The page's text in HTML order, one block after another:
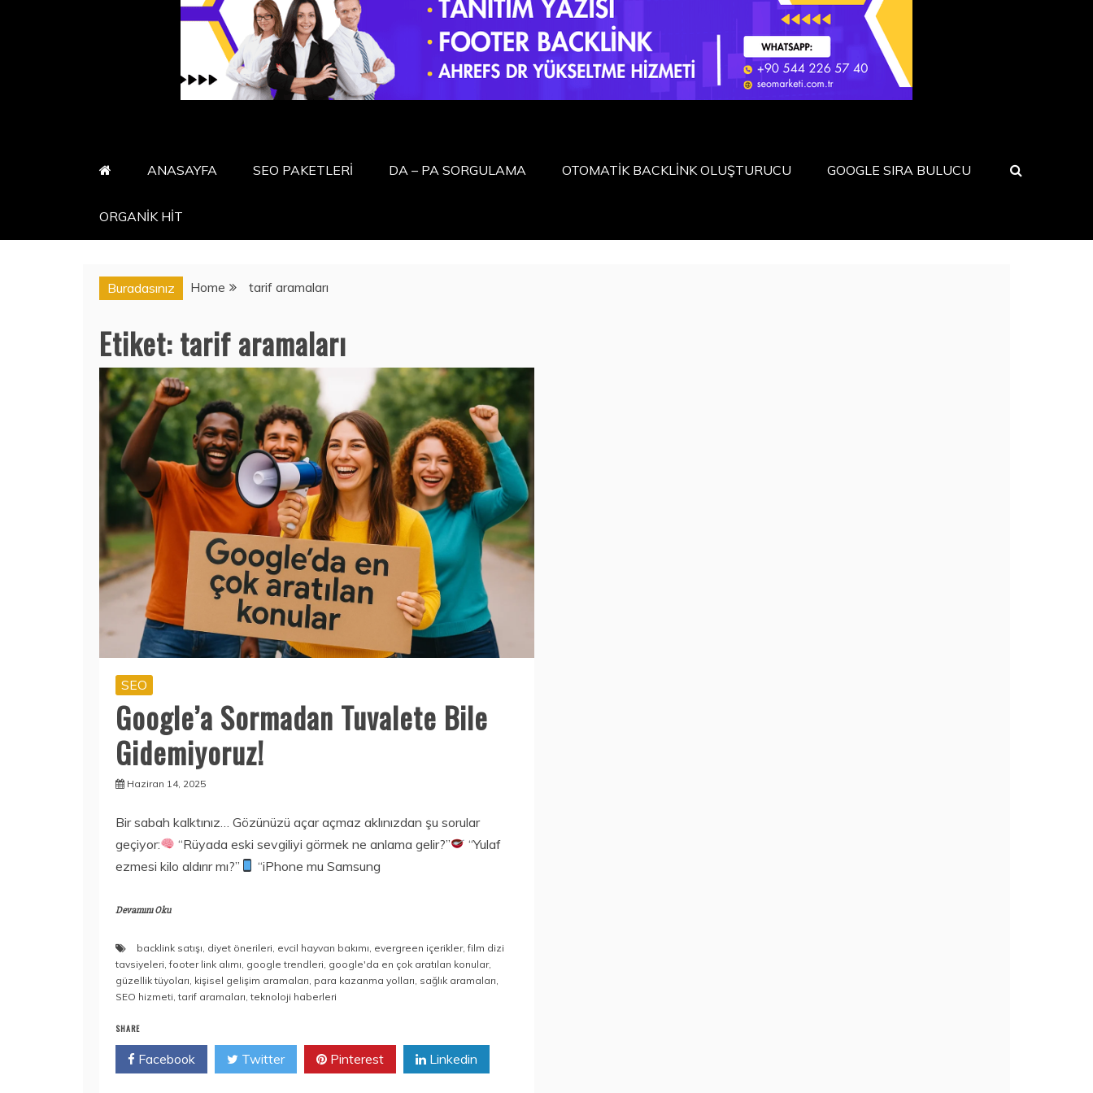
ANASAYFA SEO PAKETLERİ DA – PA SORGULAMA OTOMATİK BACKLİNK OLUŞTURUCU GOOGLE SIRA BULUCU
ORGANİK HİT
Buradasınız Home tarif aramaları
Etiket:tarif aramaları
SEO
Google’a Sormadan Tuvalete Bile
Gidemiyoruz!
Haziran 14, 2025
Bir sabah kalktınız… Gözünüzü açar açmaz aklınızdan şu sorular
geçiyor:
“Rüyada eski sevgiliyi görmek ne anlama gelir?”
“Yulaf
ezmesi kilo aldırır mı?”
“iPhone mu Samsung
Devamını Oku
backlink satışı diyet önerileri evcil hayvan bakımı evergreen içerikler,film dizi
tavsiyeleri ,footer link alımı google trendleri google'da en çok aratılan konular,
güzellik tüyoları kişisel gelişim aramaları para kazanma yolları sağlık aramaları
SEO hizmeti ,tarif aramaları ,teknoloji haberleri
SHARE
Facebook Twitter Pinterest Linkedin